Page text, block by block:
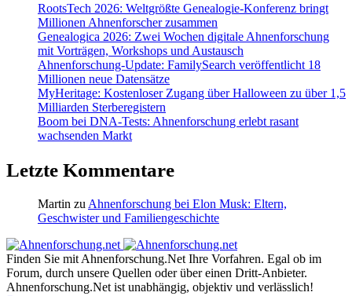
RootsTech 2026: Weltgrößte Genealogie-Konferenz bringt
Millionen Ahnenforscher zusammen
Genealogica 2026: Zwei Wochen digitale Ahnenforschung
mit Vorträgen, Workshops und Austausch
Ahnenforschung-Update: FamilySearch veröffentlicht 18
Millionen neue Datensätze
MyHeritage: Kostenloser Zugang über Halloween zu über 1,5
Milliarden Sterberegistern
Boom bei DNA-Tests: Ahnenforschung erlebt rasant
wachsenden Markt
Letzte Kommentare
Martin zu Ahnenforschung bei Elon Musk: Eltern,
Geschwister und Familiengeschichte
Finden Sie mit Ahnenforschung.Net Ihre Vorfahren. Egal ob im
Forum, durch unsere Quellen oder über einen Dritt-Anbieter.
Ahnenforschung.Net ist unabhängig, objektiv und verlässlich!